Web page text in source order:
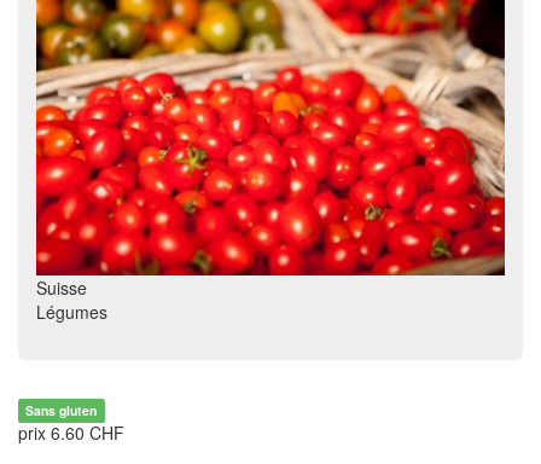
Suisse
Légumes
Sans gluten
prix 6.60 CHF